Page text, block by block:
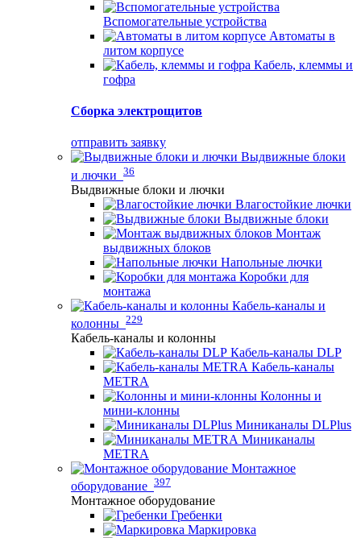
Вспомогательные устройства
Автоматы в
литом корпусе
Кабель, клеммы и
гофра
Сборка электрощитов
отправить заявку
Выдвижные блоки
и лючки 36
Выдвижные блоки и лючки
Влагостойкие лючки
Выдвижные блоки
Монтаж
выдвижных блоков
Напольные лючки
Коробки для
монтажа
Кабель-каналы и
колонны 229
Кабель-каналы и колонны
Кабель-каналы DLP
Кабель-каналы
METRA
Колонны и
мини-клонны
Миниканалы DLPlus
Миниканалы
METRA
Монтажное
оборудование 397
Монтажное оборудование
Гребенки
Маркировка